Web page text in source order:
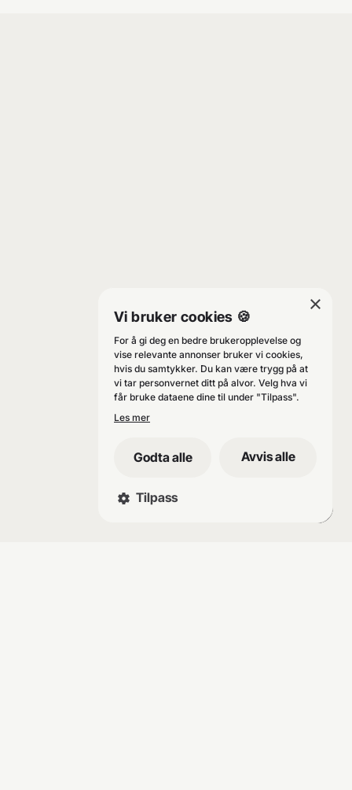
×
Vi bruker cookies 🍪
For å gi deg en bedre brukeropplevelse og
vise relevante annonser bruker vi cookies,
hvis du samtykker. Du kan være trygg på at
vi tar personvernet ditt på alvor. Velg hva vi
får bruke dataene dine til under "Tilpass".
Les mer
Godta alle Avvis alle
Tilpass